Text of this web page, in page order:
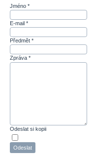
Jméno*
E-mail*
Předmět*
Zpráva*
Odeslat si kopii
Odeslat